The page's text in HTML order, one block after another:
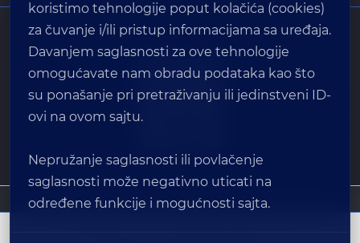
Viber ChatBot
koristimo tehnologije poput kolačića (cookies)
za čuvanje i/ili pristup informacijama sa uređaja.
Davanjem saglasnosti za ove tehnologije
omogućavate nam obradu podataka kao što
su ponašanje pri pretraživanju ili jedinstveni ID-
ovi na ovom sajtu.
Nepružanje saglasnosti ili povlačenje
saglasnosti može negativno uticati na
određene funkcije i mogućnosti sajta.